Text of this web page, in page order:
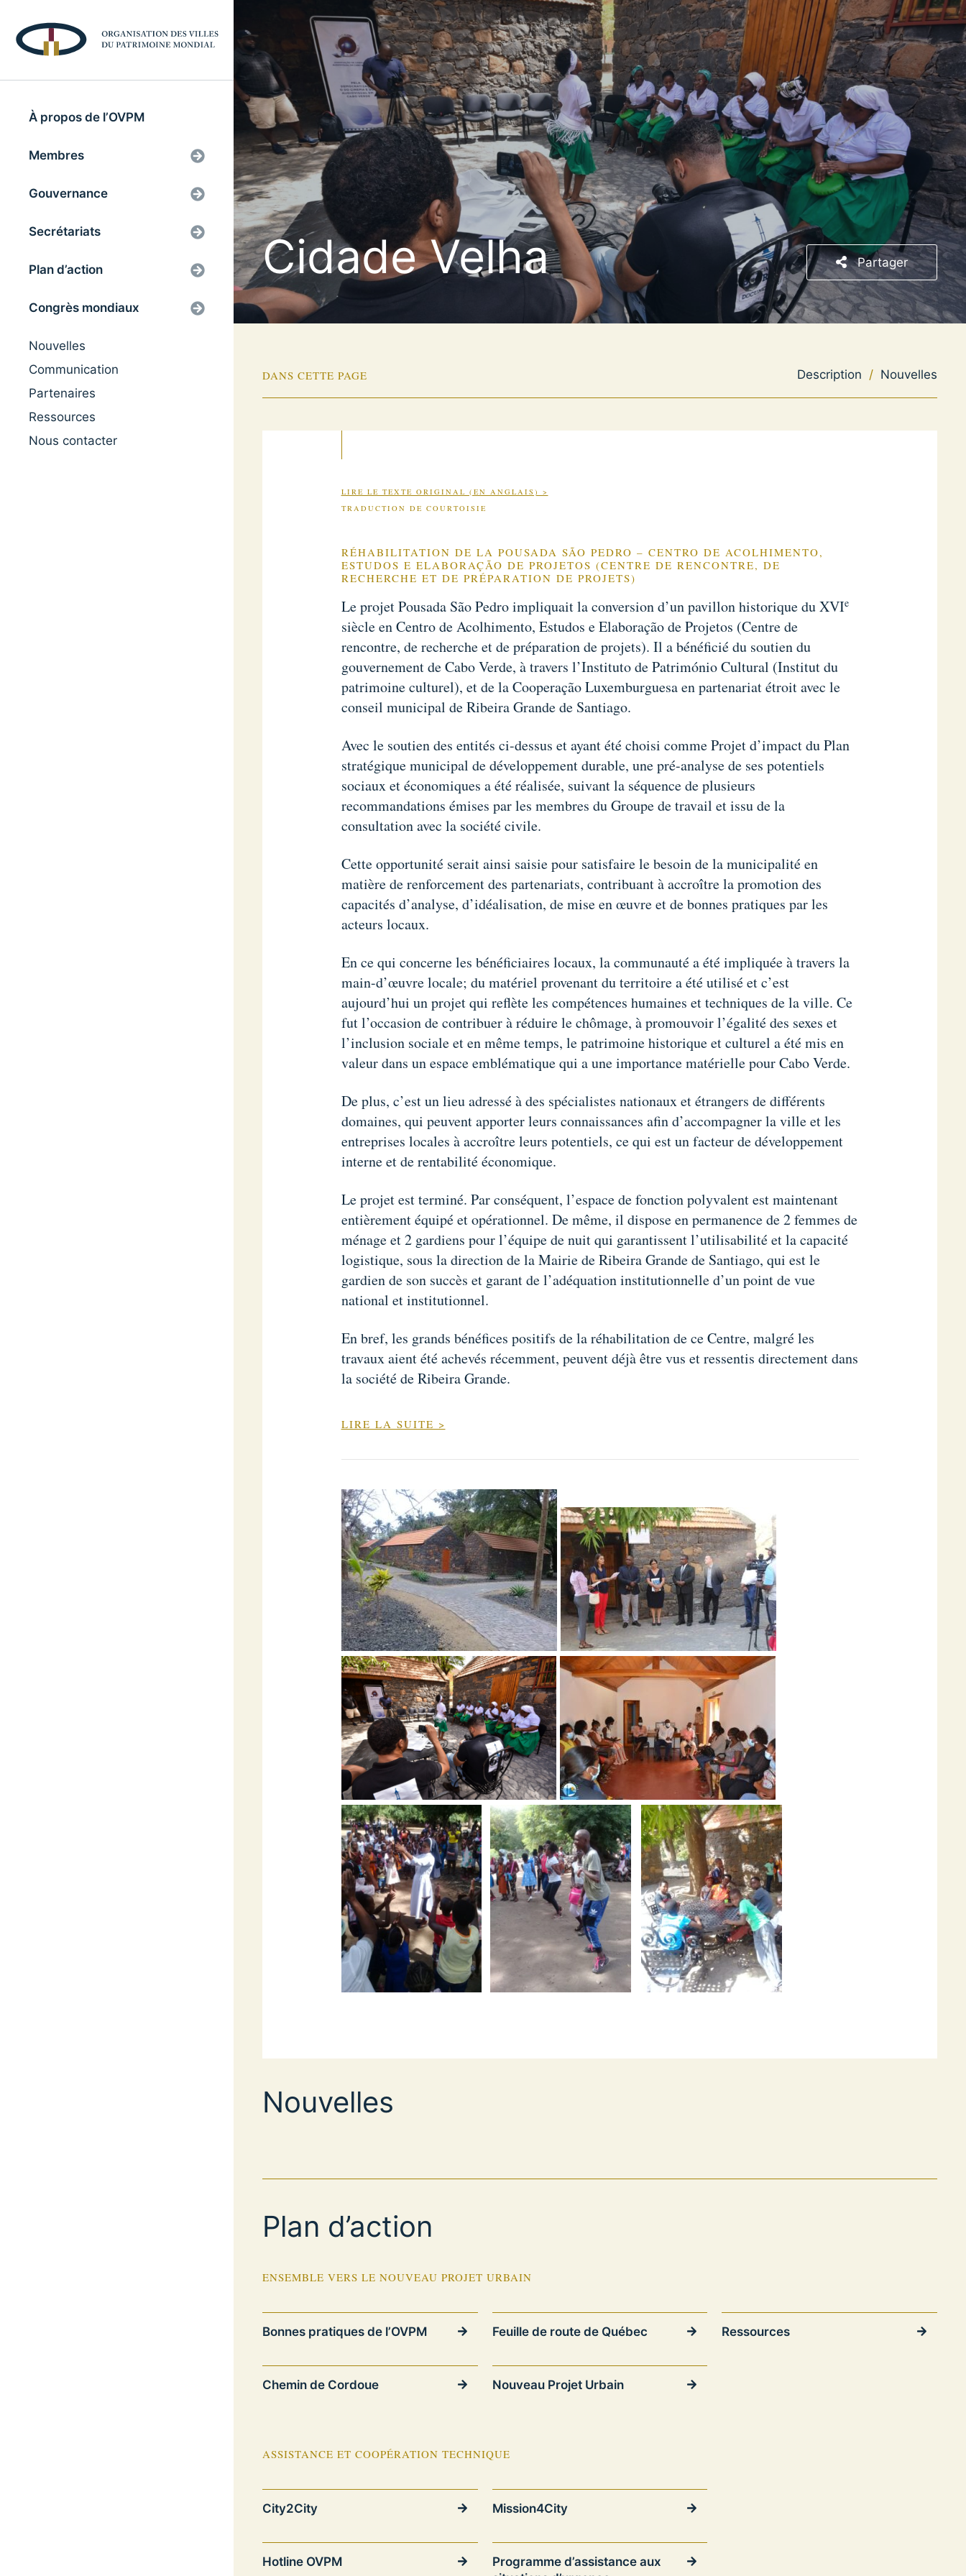
À propos de l’OVPM
Membres
Gouvernance
Secrétariats
Plan d’action
Congrès mondiaux
Nouvelles
Communication
Partenaires
Ressources
Nous contacter
Cidade Velha Partager
DANS CETTE PAGE Description / Nouvelles
LIRE LE TEXTE ORIGINAL (EN ANGLAIS) >
TRADUCTION DE COURTOISIE
RÉHABILITATION DE LA POUSADA SÃO PEDRO – CENTRO DE ACOLHIMENTO,
ESTUDOS E ELABORAÇÃO DE PROJETOS (CENTRE DE RENCONTRE, DE
RECHERCHE ET DE PRÉPARATION DE PROJETS)
Le projet Pousada São Pedro impliquait la conversion d’un pavillon historique du XVIe
siècle en Centro de Acolhimento, Estudos e Elaboração de Projetos (Centre de
rencontre, de recherche et de préparation de projets). Il a bénéficié du soutien du
gouvernement de Cabo Verde, à travers l’Instituto de Património Cultural (Institut du
patrimoine culturel), et de la Cooperação Luxemburguesa en partenariat étroit avec le
conseil municipal de Ribeira Grande de Santiago.
Avec le soutien des entités ci-dessus et ayant été choisi comme Projet d’impact du Plan
stratégique municipal de développement durable, une pré-analyse de ses potentiels
sociaux et économiques a été réalisée, suivant la séquence de plusieurs
recommandations émises par les membres du Groupe de travail et issu de la
consultation avec la société civile.
Cette opportunité serait ainsi saisie pour satisfaire le besoin de la municipalité en
matière de renforcement des partenariats, contribuant à accroître la promotion des
capacités d’analyse, d’idéalisation, de mise en œuvre et de bonnes pratiques par les
acteurs locaux.
En ce qui concerne les bénéficiaires locaux, la communauté a été impliquée à travers la
main-d’œuvre locale; du matériel provenant du territoire a été utilisé et c’est
aujourd’hui un projet qui reflète les compétences humaines et techniques de la ville. Ce
fut l’occasion de contribuer à réduire le chômage, à promouvoir l’égalité des sexes et
l’inclusion sociale et en même temps, le patrimoine historique et culturel a été mis en
valeur dans un espace emblématique qui a une importance matérielle pour Cabo Verde.
De plus, c’est un lieu adressé à des spécialistes nationaux et étrangers de différents
domaines, qui peuvent apporter leurs connaissances afin d’accompagner la ville et les
entreprises locales à accroître leurs potentiels, ce qui est un facteur de développement
interne et de rentabilité économique.
Le projet est terminé. Par conséquent, l’espace de fonction polyvalent est maintenant
entièrement équipé et opérationnel. De même, il dispose en permanence de 2 femmes de
ménage et 2 gardiens pour l’équipe de nuit qui garantissent l’utilisabilité et la capacité
logistique, sous la direction de la Mairie de Ribeira Grande de Santiago, qui est le
gardien de son succès et garant de l’adéquation institutionnelle d’un point de vue
national et institutionnel.
En bref, les grands bénéfices positifs de la réhabilitation de ce Centre, malgré les
travaux aient été achevés récemment, peuvent déjà être vus et ressentis directement dans
la société de Ribeira Grande.
LIRE LA SUITE >
Nouvelles
Plan d’action
ENSEMBLE VERS LE NOUVEAU PROJET URBAIN
Bonnes pratiques de l’OVPM
Chemin de Cordoue
Feuille de route de Québec
Nouveau Projet Urbain
Ressources
ASSISTANCE ET COOPÉRATION TECHNIQUE
City2City
Hotline OVPM
Mission4City
Programme d’assistance aux